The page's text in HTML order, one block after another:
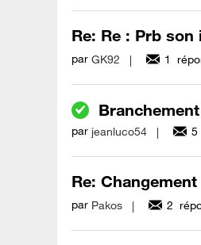
Re: Re : Prb
par GK92 1
par jeanluco54 5
Re:
par Pakos 2